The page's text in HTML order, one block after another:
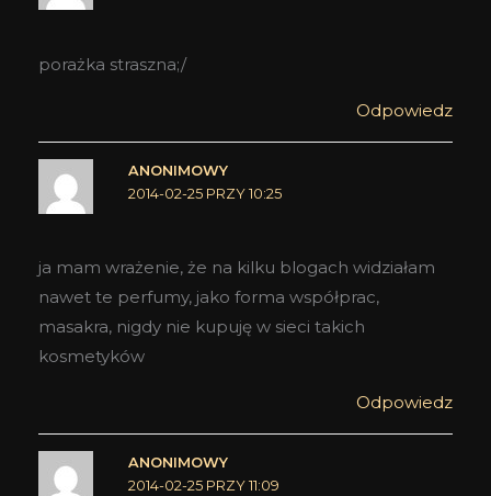
porażka straszna;/
Odpowiedz
ANONIMOWY
2014-02-25 PRZY 10:25
ja mam wrażenie, że na kilku blogach widziałam
nawet te perfumy, jako forma współprac,
masakra, nigdy nie kupuję w sieci takich
kosmetyków
Odpowiedz
ANONIMOWY
2014-02-25 PRZY 11:09